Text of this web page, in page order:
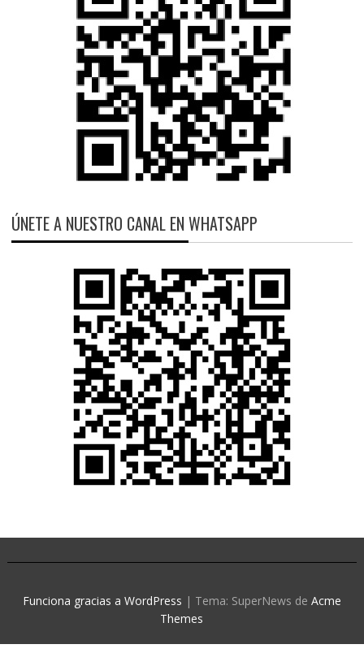
ÚNETE A NUESTRO CANAL EN WHATSAPP
Funciona gracias a WordPress | Tema: SuperNews de Acme
Themes